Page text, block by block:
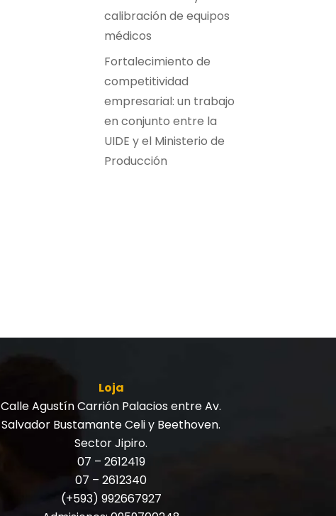
calibración de equipos
médicos
Fortalecimiento de
competitividad
empresarial: un trabajo
en conjunto entre la
UIDE y el Ministerio de
Producción
Loja
Calle Agustín Carrión Palacios entre Av.
Salvador Bustamante Celi y Beethoven.
Sector Jipiro.
07 – 2612419
07 – 2612340
(+593) 992667927